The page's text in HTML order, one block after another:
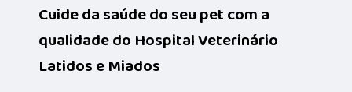
Cuide da saúde do seu pet com a
qualidade do Hospital Veterinário
Latidos e Miados